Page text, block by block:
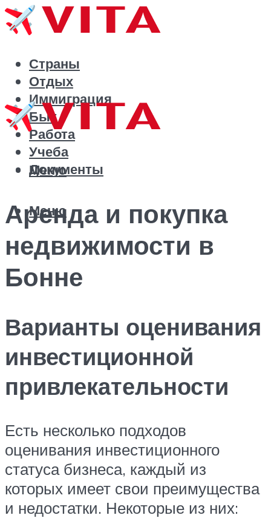
Страны
Отдых
Иммиграция
Быт
Работа
Учеба
Документы
Меню
Меню
Аренда и покупка
недвижимости в
Бонне
Варианты оценивания
инвестиционной
привлекательности
Есть несколько подходов
оценивания инвестиционного
статуса бизнеса, каждый из
которых имеет свои преимущества
и недостатки. Некоторые из них: